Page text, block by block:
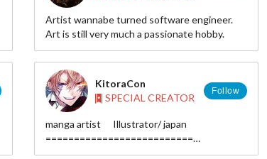
Artist wannabe turned software engineer.
Art is still very much a passionate hobby.
KitoraCon
SPECIAL CREATOR
Follow
manga artist Illustrator/ japan
==========================
HP： http://www.tcn.zaq.ne.jp/sitimi/